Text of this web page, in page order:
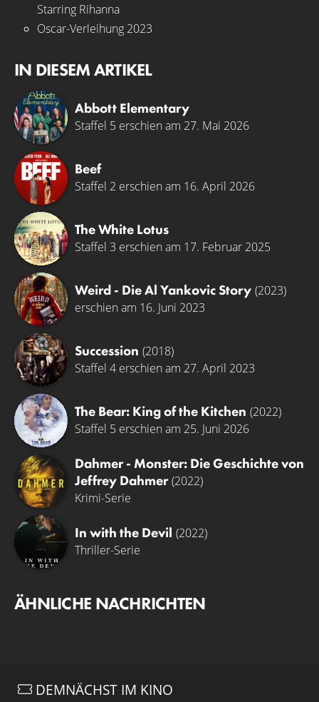
Starring Rihanna
Oscar-Verleihung 2023
IN DIESEM ARTIKEL
Abbott Elementary
Staffel 5 erschien am 27. Mai 2026
Beef
Staffel 2 erschien am 16. April 2026
The White Lotus
Staffel 3 erschien am 17. Februar 2025
Weird - Die Al Yankovic Story (2023)
erschien am 16. Juni 2023
Succession (2018)
Staffel 4 erschien am 27. April 2023
The Bear: King of the Kitchen (2022)
Staffel 5 erschien am 25. Juni 2026
Dahmer - Monster: Die Geschichte von
Jeffrey Dahmer (2022)
Krimi-Serie
In with the Devil (2022)
Thriller-Serie
ÄHNLICHE NACHRICHTEN
DEMNÄCHST IM KINO